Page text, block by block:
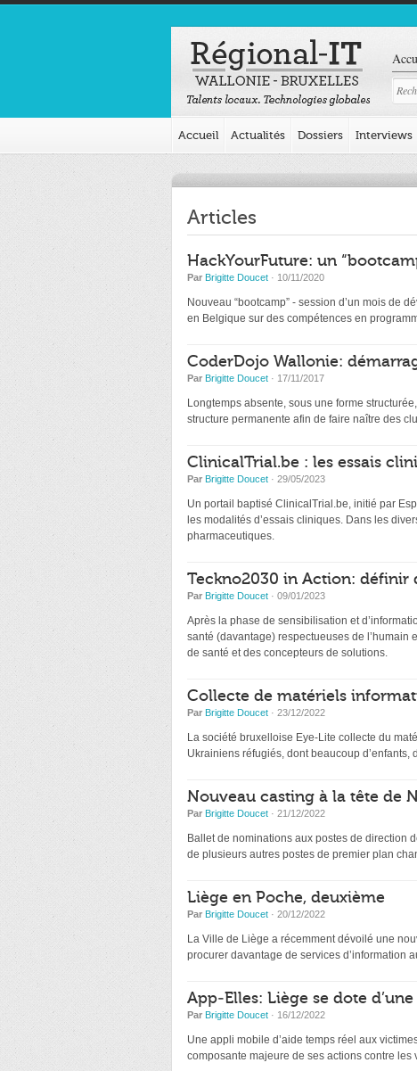
Accueil Actualités Dossiers Interviews
Articles
HackYourFuture: un
Par Brigitte Doucet · 10/11/2020
Nouveau “bootcamp” - session d’un mois de
en Belgique sur des compétences en
CoderDojo Wallonie:
Par Brigitte Doucet · 17/11/2017
Longtemps absente, sous une forme
structure permanente afin de faire naître des
ClinicalTrial.be : les essais
Par Brigitte Doucet · 29/05/2023
Un portail baptisé ClinicalTrial.be, initié par
les modalités d’essais cliniques. Dans les
pharmaceutiques.
Teckno2030 in Action: définir
Par Brigitte Doucet · 09/01/2023
Après la phase de sensibilisation et
santé (davantage) respectueuses de
de santé et des concepteurs de solutions.
Collecte de matériels
Par Brigitte Doucet · 23/12/2022
La société bruxelloise Eye-Lite collecte du
Ukrainiens réfugiés, dont beaucoup d’enfants,
Nouveau casting à la tête de
Par Brigitte Doucet · 21/12/2022
Ballet de nominations aux postes de direction
de plusieurs autres postes de premier plan
Liège en Poche, deuxième
Par Brigitte Doucet · 20/12/2022
La Ville de Liège a récemment dévoilé une
procurer davantage de services d’information
App-Elles: Liège se dote
Par Brigitte Doucet · 16/12/2022
Une appli mobile d’aide temps réel aux
composante majeure de ses actions contre